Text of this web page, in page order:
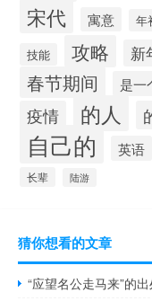
宋代 寓意 年
技能
攻略 新
春节期间 是一
疫情 的人
自己的 英语
长辈 陆游
猜你想看的文章
“应望名公走马来”的